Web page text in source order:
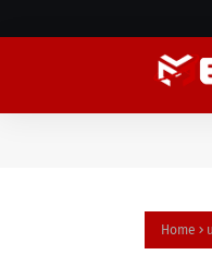
Home